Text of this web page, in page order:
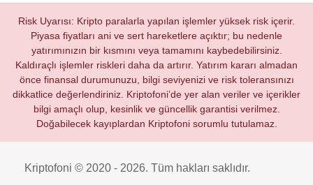
Risk Uyarısı: Kripto paralarla yapılan işlemler yüksek risk içerir.
Piyasa fiyatları ani ve sert hareketlere açıktır; bu nedenle
yatırımınızın bir kısmını veya tamamını kaybedebilirsiniz.
Kaldıraçlı işlemler riskleri daha da artırır. Yatırım kararı almadan
önce finansal durumunuzu, bilgi seviyenizi ve risk toleransınızı
dikkatlice değerlendiriniz. Kriptofoni’de yer alan veriler ve içerikler
bilgi amaçlı olup, kesinlik ve güncellik garantisi verilmez.
Doğabilecek kayıplardan Kriptofoni sorumlu tutulamaz.
Kriptofoni © 2020 - 2026. Tüm hakları saklıdır.